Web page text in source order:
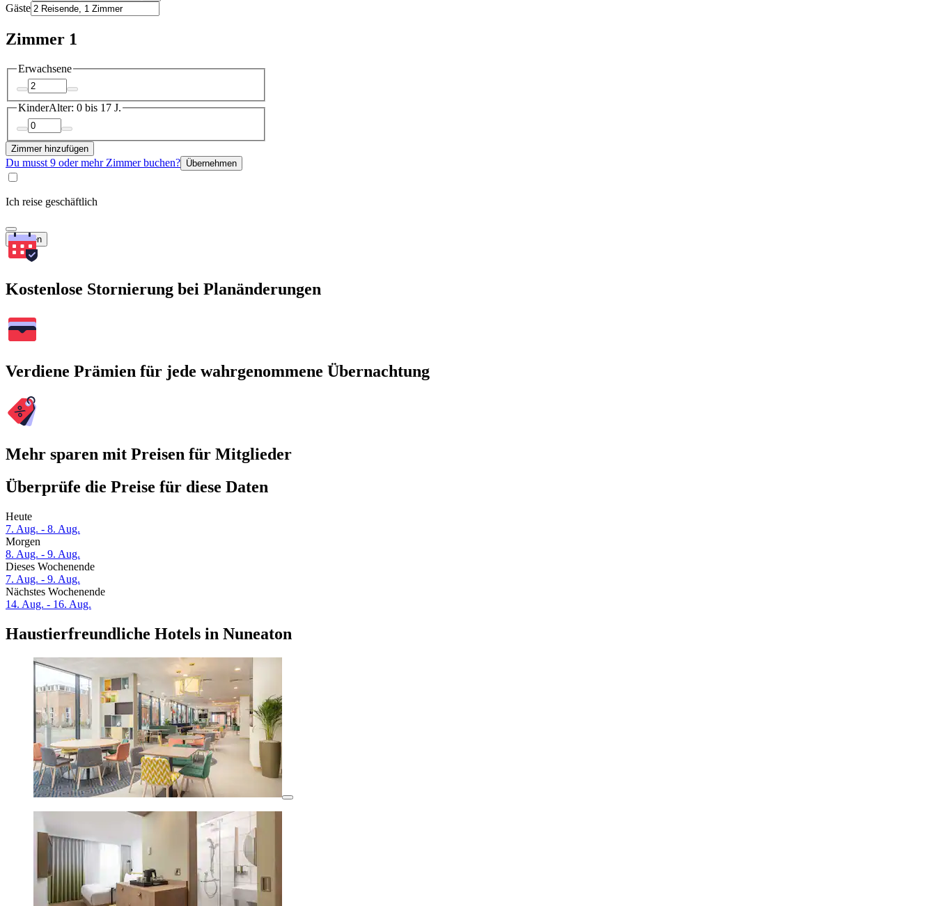
Gäste
Zimmer 1
Erwachsene
KinderAlter: 0 bis 17 J.
Zimmer hinzufügen
Du musst 9 oder mehr Zimmer buchen? Übernehmen
Ich reise geschäftlich
Suchen
Kostenlose Stornierung bei Planänderungen
Verdiene Prämien für jede wahrgenommene Übernachtung
Mehr sparen mit Preisen für Mitglieder
Überprüfe die Preise für diese Daten
Heute
7. Aug. - 8. Aug.
Morgen
8. Aug. - 9. Aug.
Dieses Wochenende
7. Aug. - 9. Aug.
Nächstes Wochenende
14. Aug. - 16. Aug.
Haustierfreundliche Hotels in Nuneaton